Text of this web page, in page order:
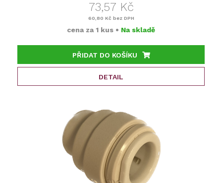
73,57 Kč
60,80 Kč bez DPH
cena za 1 kus • Na skladě
PŘIDAT DO KOŠÍKU
DETAIL